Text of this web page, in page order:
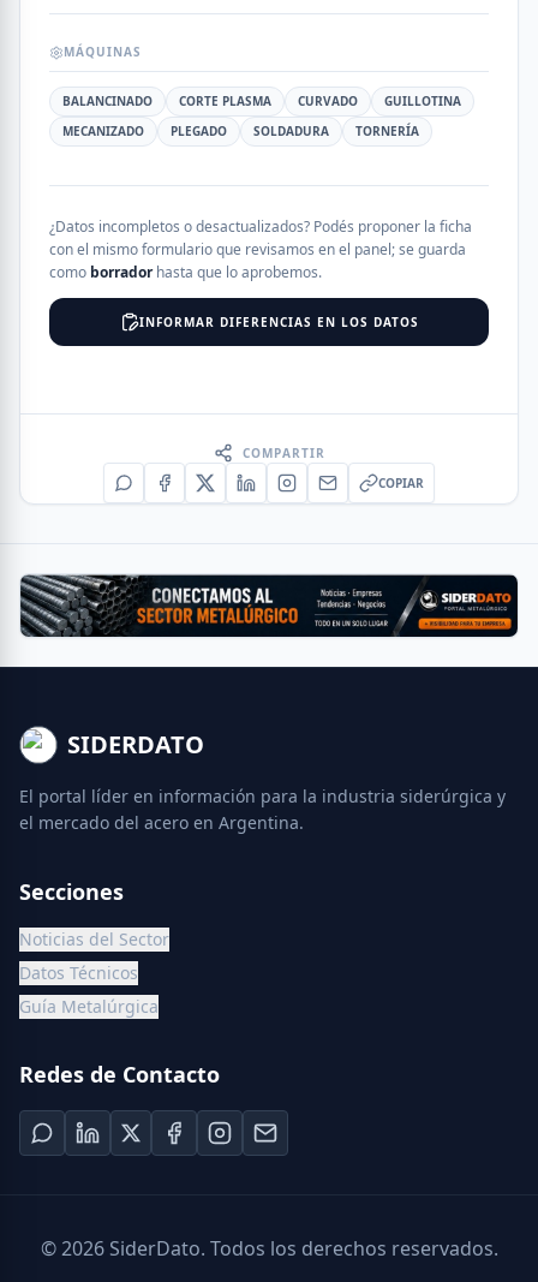
MÁQUINAS
BALANCINADO CORTE PLASMA CURVADO
GUILLOTINA
MECANIZADO
PLEGADO SOLDADURA TORNERÍA
¿Datos incompletos o desactualizados? Podés proponer la ficha
con el mismo formulario que revisamos en el panel; se guarda
como borradorhasta que lo aprobemos.
INFORMAR DIFERENCIAS EN LOS DATOS
COMPARTIR
COPIAR
SIDERDATO
El portal líder en información para la industria siderúrgica y
el mercado del acero en Argentina.
Secciones
Noticias del Sector
Datos Técnicos
Guía Metalúrgica
Redes de Contacto
©2026SiderDato. Todos los derechos reservados.